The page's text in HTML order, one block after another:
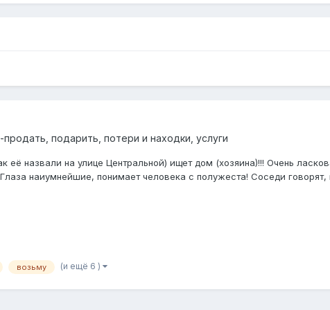
продать, подарить, потери и находки, услуги
назвали на улице Центральной) ищет дом (хозяина)!!! Очень
наиумнейшие, понимает человека с полужеста! Соседи
возьму (и ещё 6 )